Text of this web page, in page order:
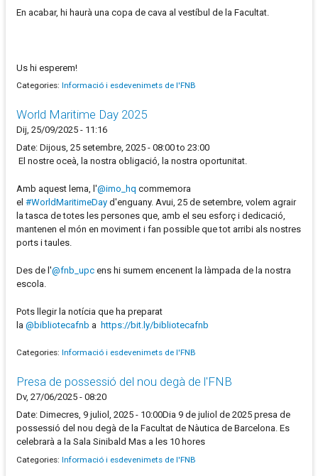
En acabar, hi haurà una copa de cava al vestíbul de la Facultat.
Us hi esperem!
Categories: Informació i esdevenimets de l'FNB
World Maritime Day 2025
Dij, 25/09/2025 - 11:16
Date: Dijous, 25 setembre, 2025 - 08:00 to 23:00
El nostre oceà, la nostra obligació, la nostra oportunitat.
Amb aquest lema, l'@imo_hq commemora
el #WorldMaritimeDay d'enguany. Avui, 25 de setembre, volem agrair
la tasca de totes les persones que, amb el seu esforç i dedicació,
mantenen el món en moviment i fan possible que tot arribi als nostres
ports i taules.
Des de l'@fnb_upc ens hi sumem encenent la làmpada de la nostra
escola.
Pots llegir la notícia que ha preparat
la @bibliotecafnb a https://bit.ly/bibliotecafnb
Categories: Informació i esdevenimets de l'FNB
Presa de possessió del nou degà de l'FNB
Dv, 27/06/2025 - 08:20
Date: Dimecres, 9 juliol, 2025 - 10:00Dia 9 de juliol de 2025 presa de
possessió del nou degà de la Facultat de Nàutica de Barcelona. Es
celebrarà a la Sala Sinibald Mas a les 10 hores
Categories: Informació i esdevenimets de l'FNB